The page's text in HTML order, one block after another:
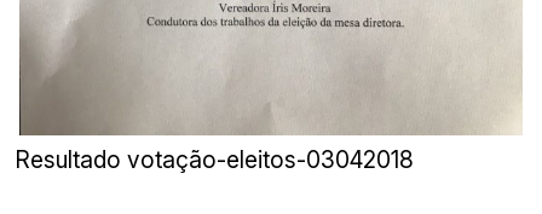
Resultado votação-eleitos-03042018